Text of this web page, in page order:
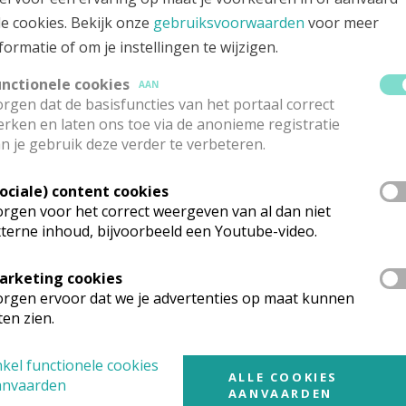
en eenheid over de
kerkplekken heen, was
in de viering.
visueel uitgedrukt door de houten ankertjes die vanuit de
waren gebracht en die tijdens de viering verbonden
van acolieten, kosters en lectoren van verschillende
die de parochie voor ogen heeft. In zijn homilie
op geregelde tijdstippen samenkomen om elkaar
werkjaar, zullen we dat vier keer per jaar doen. De Kerk
dat we die als parochie eensgezind tegemoet treden.
blijven we samen hoopvol bouwen
van onze
konden de parochianen genieten van een gezellige
cookies. Bekijk onze gebruiksvoorwaarden voor meer
of om je instellingen te wijzigen.
cookies
AAN
dat de basisfuncties van het portaal correct
en laten ons toe via de anonieme registratie
je gebruik deze verder te verbeteren.
content cookies
voor het correct weergeven van al dan niet
inhoud, bijvoorbeeld een Youtube-video.
cookies
ervoor dat we je advertenties op maat kunnen
zien.
functionele cookies
ALLE COOKIES
AANVAARDEN